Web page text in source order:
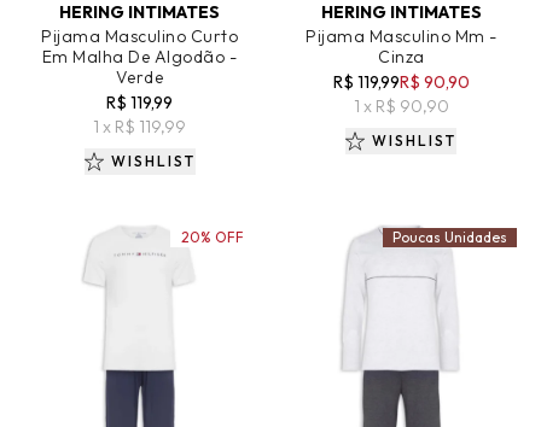
HERING INTIMATES
Pijama Masculino Curto
Em Malha De Algodão -
Verde
R$ 119,99
1 x R$ 119,99
WISHLIST
HERING INTIMATES
Pijama Masculino Mm -
Cinza
R$ 119,99R$ 90,90
1 x R$ 90,90
WISHLIST
20% OFF Poucas Unidades